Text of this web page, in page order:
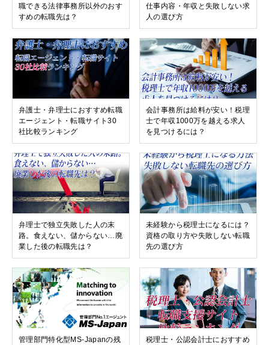
職できる法律事務所以外のおす
すめの転職先は？
仕事内容・年収と失敗しない求
人の選び方
弁護士・弁理士におすすめ転職
エージェント・転職サイト30
社比較ランキング
会計事務所は給料が安い！税理
士で年収1000万を越える求人
を見つけるには？
弁理士で独立失敗した人の末
路。食えない、儲からない…廃
業した後の転職先は？
未経験から税理士になるには？
資格の取り方や失敗しない転職
先の選び方
管理部門特化型MS-Japanの残
税理士・公認会計士におすすめ